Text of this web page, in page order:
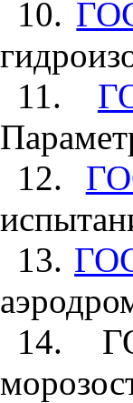
10.
11.
12.
13.
14.